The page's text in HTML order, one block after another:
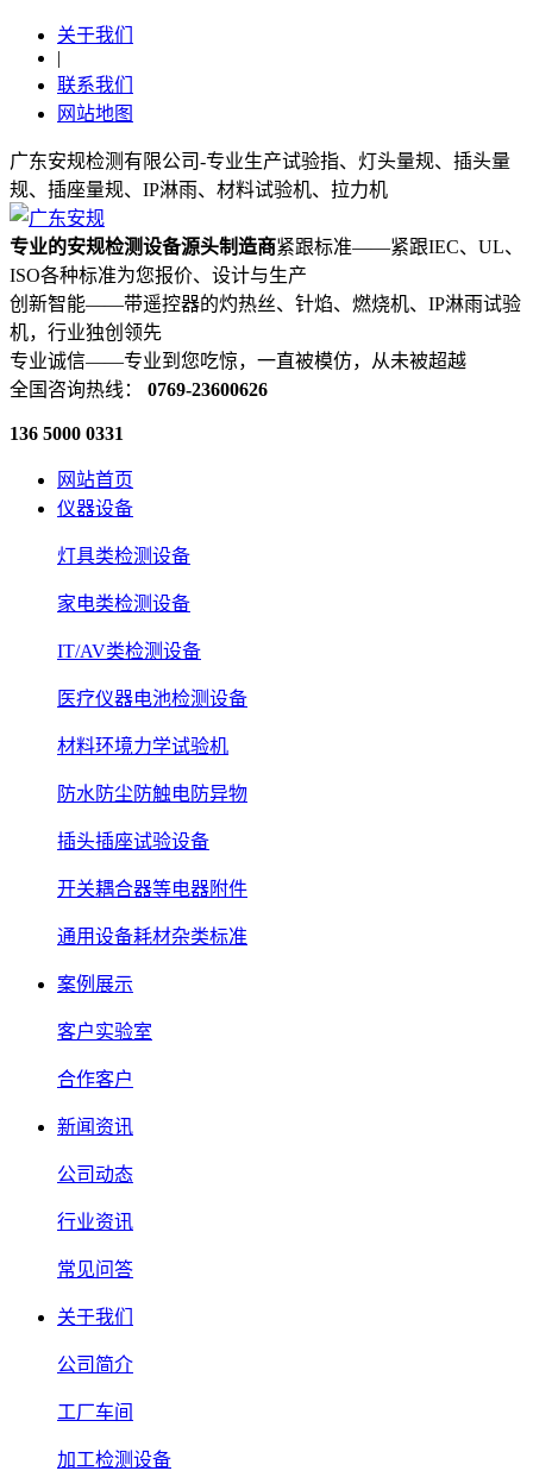
关于我们
|
联系我们
网站地图
广东安规检测有限公司-专业生产试验指、灯头量规、插头量
规、插座量规、IP淋雨、材料试验机、拉力机
专业的安规检测设备源头制造商紧跟标准——紧跟IEC、UL、
ISO各种标准为您报价、设计与生产
创新智能——带遥控器的灼热丝、针焰、燃烧机、IP淋雨试验
机，行业独创领先
专业诚信——专业到您吃惊，一直被模仿，从未被超越
全国咨询热线： 0769-23600626
136 5000 0331
网站首页
仪器设备
灯具类检测设备
家电类检测设备
IT/AV类检测设备
医疗仪器电池检测设备
材料环境力学试验机
防水防尘防触电防异物
插头插座试验设备
开关耦合器等电器附件
通用设备耗材杂类标准
案例展示
客户实验室
合作客户
新闻资讯
公司动态
行业资讯
常见问答
关于我们
公司简介
工厂车间
加工检测设备